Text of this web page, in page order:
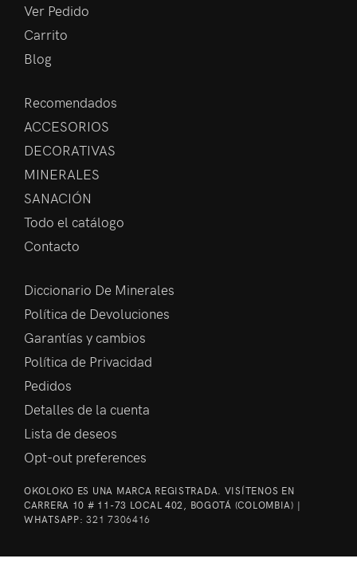
Ver Pedido
Carrito
Blog
Recomendados
ACCESORIOS
DECORATIVAS
MINERALES
SANACIÓN
Todo el catálogo
Contacto
Diccionario De Minerales
Política de Devoluciones
Garantías y cambios
Política de Privacidad
Pedidos
Detalles de la cuenta
Lista de deseos
Opt-out preferences
OKOLOKO ES UNA MARCA REGISTRADA. VISÍTENOS EN
CARRERA 10 # 11-73 LOCAL 402, BOGOTÁ (COLOMBIA) |
WHATSAPP:321 7306416